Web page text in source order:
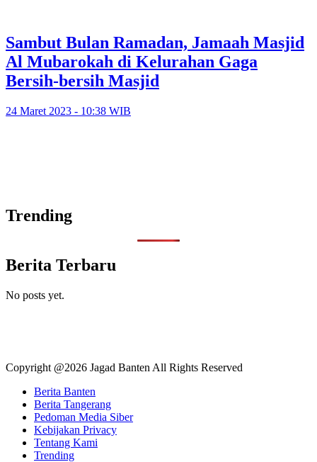
Sambut Bulan Ramadan, Jamaah Masjid
Al Mubarokah di Kelurahan Gaga
Bersih-bersih Masjid
24 Maret 2023 - 10:38 WIB
Trending
Berita Terbaru
No posts yet.
Copyright @2026 Jagad Banten All Rights Reserved
Berita Banten
Berita Tangerang
Pedoman Media Siber
Kebijakan Privacy
Tentang Kami
Trending